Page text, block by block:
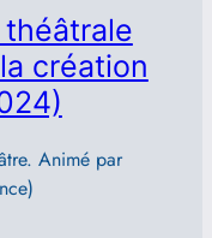
théâtrale
création
Animé par